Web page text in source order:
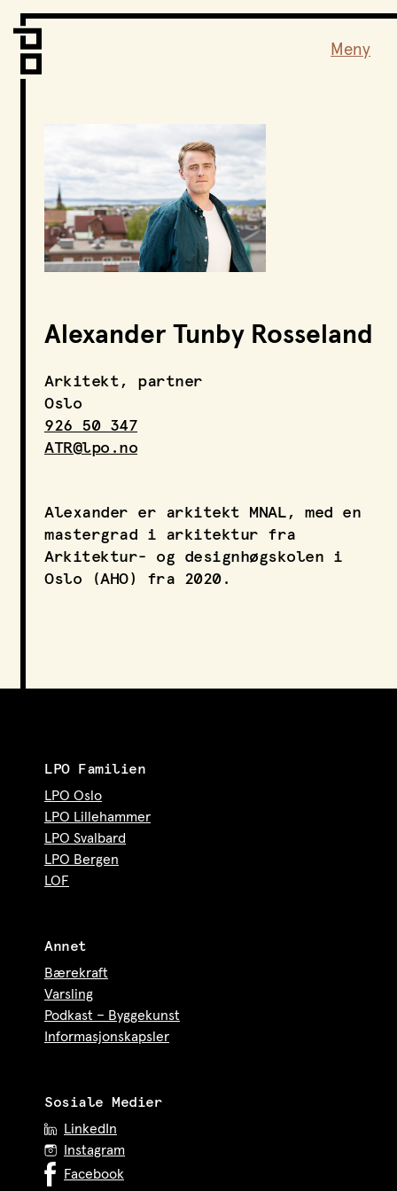
Meny
Vi er LPO
Hva vi gjør
Prosjekter
Nyheter
Kontakt
LPO Lillehammer
LPO Svalbard
LPO Bergen
LOF
Alexander Tunby Rosseland
Arkitekt, partner
Oslo
926 50 347
ATR@lpo.no
Alexander er arkitekt MNAL, med en
mastergrad i arkitektur fra
Arkitektur- og designhøgskolen i
Oslo (AHO) fra 2020.
LPO Familien
LPO Oslo
LPO Lillehammer
LPO Svalbard
LPO Bergen
LOF
Annet
Bærekraft
Varsling
Podkast – Byggekunst
Informasjonskapsler
Sosiale Medier
LinkedIn
Instagram
Facebook